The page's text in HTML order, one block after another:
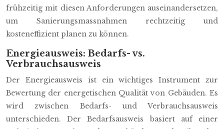
frühzeitig mit diesen Anforderungen auseinandersetzen,
um Sanierungsmassnahmen rechtzeitig und
kosteneffizient planen zu können.
Energieausweis: Bedarfs- vs.
Verbrauchsausweis
Der Energieausweis ist ein wichtiges Instrument zur
Bewertung der energetischen Qualität von Gebäuden. Es
wird zwischen Bedarfs- und Verbrauchsausweis
unterschieden. Der Bedarfsausweis basiert auf einer